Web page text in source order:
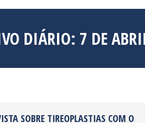
DIÁRIO: 7 DE
SOBRE TIREOPLASTIAS COM O